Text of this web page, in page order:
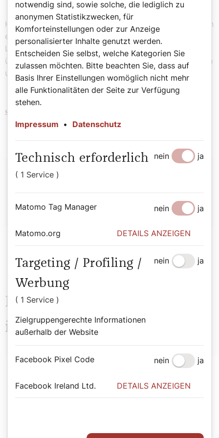
Heiligenverehrung soll freilich nicht beschämen, sondern
ermuntern. Die Geborgenheit in Christus, die Carlos
Leben und Sterben kennzeichnet, ist etwas
überwältigend Großes. Der heilige Carlo ermuntert auch
uns, uns darauf einzulassen.
Schlagwörter
Autor:
Das könnte Sie auch
interessieren
notwendig sind, sowie solche, die lediglich zu
anonymen Statistikzwecken, für
Komforteinstellungen oder zur Anzeige
personalisierter Inhalte genutzt werden.
Entscheiden Sie selbst, welche Kategorien Sie
zulassen möchten. Bitte beachten Sie, dass auf
Basis Ihrer Einstellungen womöglich nicht mehr
alle Funktionalitäten der Seite zur Verfügung
stehen.
Impressum • Datenschutz
Technisch erforderlich
( 1 Service )
nein ja
Matomo Tag Manager nein ja
Matomo.org DETAILS ANZEIGEN
Targeting / Profiling /
Werbung
( 1 Service )
Zielgruppengerechte Informationen
außerhalb der Website
nein ja
Facebook Pixel Code nein ja
Facebook Ireland Ltd. DETAILS ANZEIGEN